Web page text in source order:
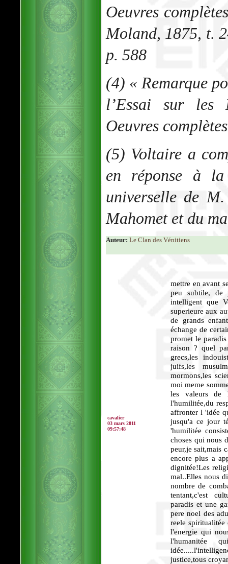
Oeuvres
Moland, 1875, t.
p. 588
(4) « Remarque
l’Essai sur les
Oeuvres
(5) Voltaire a
en réponse à
universelle de
Mahomet et du
Auteur: Le Clan des Vénitiens
cavalier
03 mars 2011
09:57:48
mettre en avant
peu subtile, de
intelligent que
superieure aux
de grands
échange de
promet le
raison ? quel
grecs,les
juifs,les
mormons,les
moi meme
les valeurs de
l'humilitée,du
affronter l 'idée
jusqu'a ce jour
'humilitée
choses qui nous
peur,je sait,mais
encore plus a
dignitée!Les
mal..Elles nous
nombre de
tentant,c'est
paradis et une
pere noel des
reele spiritualitée
l'energie qui
l'humanitée
justice,tous